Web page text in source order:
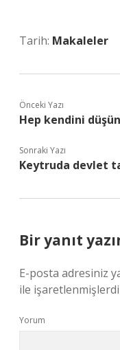
Tarih: Makaleler
Önceki Yazı
Hep kendini
Sonraki Yazı
Keytruda devlet
Bir yanıt
E-posta adresiniz
ile
Yorum